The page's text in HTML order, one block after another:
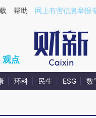
F8FZk3xn](https://
帮助 网上有害信息举报
观点
环科 民生 ESG 数